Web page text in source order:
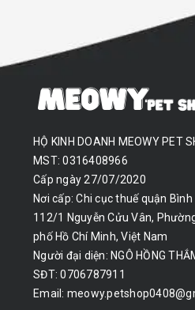
HỘ KINH DOANH MEOWY PET
MST: 0316408966
Cấp ngày 27/07/2020
Nơi cấp: Chi cục thuế quận
112/1 Nguyễn Cửu Vân,
phố Hồ Chí Minh, Việt Nam
Người đại diện: NGÔ HỒNG
SĐT: 0706787911
Email: